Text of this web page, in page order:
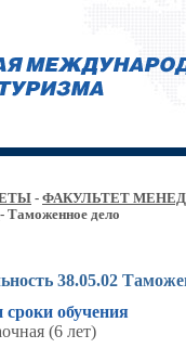
- ФАКУЛЬТЕТ
- Таможенное дело
38.05.02
обучения
(6 лет)